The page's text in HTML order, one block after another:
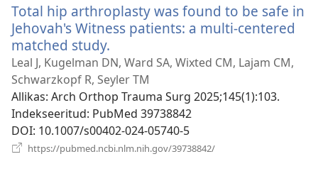
Total hip arthroplasty was found to be safe in
Jehovah's Witness patients: a multi-centered
matched study.
uue
akna)
Leal J, Kugelman DN, Ward SA, Wixted CM, Lajam CM,
Schwarzkopf R, Seyler TM
Allikas‎: Arch Orthop Trauma Surg 2025;145(1):103.
Indekseeritud‎: PubMed 39738842
DOI‎: 10.1007/s00402-024-05740-5
https://pubmed.ncbi.nlm.nih.gov/39738842/